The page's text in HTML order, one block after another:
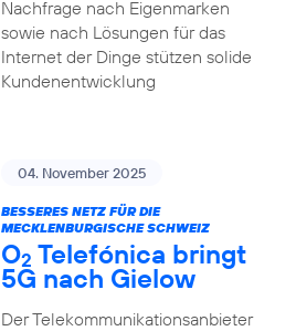
Nachfrage nach Eigenmarken
sowie nach Lösungen für das
Internet der Dinge stützen solide
Kundenentwicklung
04. November 2025
BESSERES NETZ FÜR DIE
MECKLENBURGISCHE SCHWEIZ
O2 Telefónica bringt
5G nach Gielow
Der Telekommunikationsanbieter